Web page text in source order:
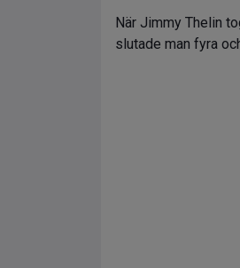
När Jimmy Thelin
slutade man fyra